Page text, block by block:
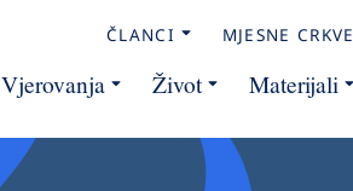
ČLANCI MJESNE CRKVE
Vjerovanja Život Materijali